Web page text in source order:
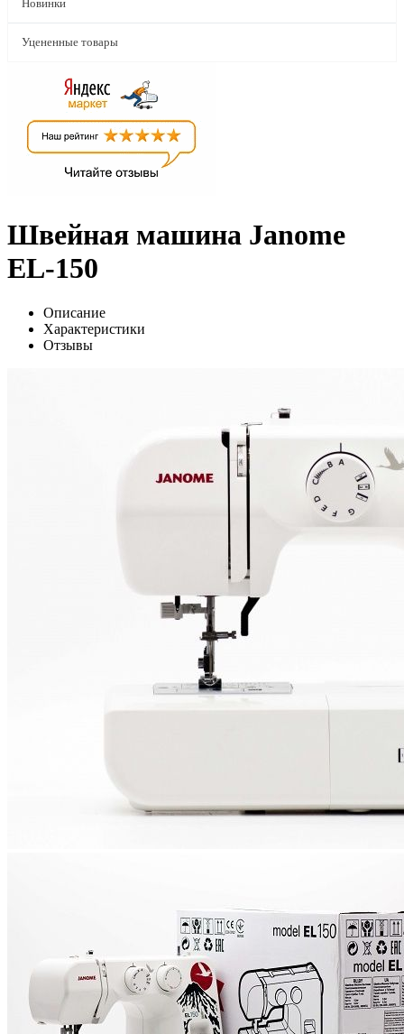
Новинки
Уцененные товары
Швейная машина Janome
EL-150
Описание
Характеристики
Отзывы